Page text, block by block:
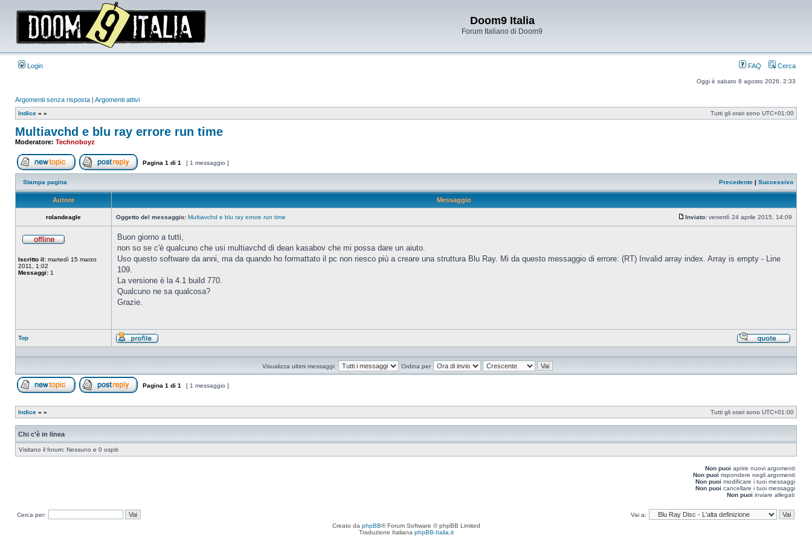
Doom9 Italia
Forum Italiano di Doom9
Login FAQ Cerca
Oggi è sabato 8 agosto 2026, 2:33
Argomenti senza risposta | Argomenti attivi
Indice » » Tutti gli orari sono UTC+01:00
Multiavchd e blu ray errore run time
Moderatore: Technoboyz
Apri un nuovo argomentoRispondi all’argomento
Pagina 1 di 1 [ 1 messaggio ]
Stampa pagina Precedente | Successivo
Autore Messaggio
rolandeagle Oggetto del messaggio: Multiavchd e blu ray errore run time
Inviato: venerdì 24 aprile 2015, 14:09
Iscritto il: martedì 15 marzo
2011, 1:02
Messaggi: 1
Buon giorno a tutti,
non so se c'è qualcuno che usi multiavchd di dean kasabov che mi possa dare un aiuto.
Uso questo software da anni, ma da quando ho formattato il pc non riesco più a creare una struttura Blu Ray. Mi da questo messaggio di errore: (RT) Invalid array index. Array is empty - Line
109.
La versione è la 4.1 build 770.
Qualcuno ne sa qualcosa?
Grazie.
Top
Profilo
Visualizza ultimi messaggi:
Ordina per
Pagina 1 di 1 [ 1 messaggio ]
Indice » » Tutti gli orari sono UTC+01:00
Chi c’è in linea
Visitano il forum: Nessuno e 0 ospiti
Non puoi aprire nuovi argomenti
Non puoi rispondere negli argomenti
Non puoi modificare i tuoi messaggi
Non puoi cancellare i tuoi messaggi
Non puoi inviare allegati
Cerca per:
Vai a:
Creato da phpBB® Forum Software © phpBB Limited
Traduzione Italiana phpBB-Italia.it